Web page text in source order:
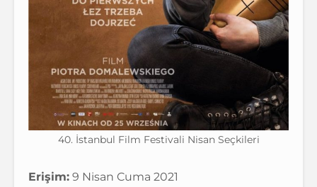
40. İstanbul Film Festivali Nisan Seçkileri
Erişim: 9 Nisan Cuma 2021